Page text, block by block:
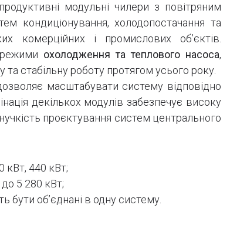
модульні чилери з повітряним
кондиціонування, холодопостачання та
комерційних і промислових об’єктів.
охолодження та теплового насоса,
стабільну роботу протягом усього року.
масштабувати систему відповідно
декількох модулів забезпечує високу
проєктування систем центрального
кВт, 440 кВт;
до 5 280 кВт;
бути об’єднані в одну систему.